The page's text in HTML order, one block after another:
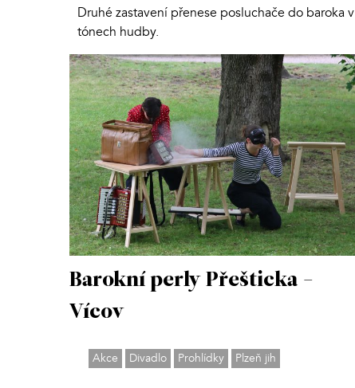
Druhé zastavení přenese posluchače do baroka v
tónech hudby.
Barokní perly Přešticka -
Vícov
Akce Divadlo Prohlídky Plzeň jih